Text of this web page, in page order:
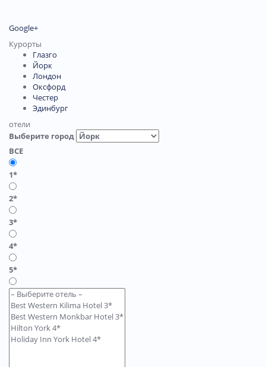
Google+
Курорты
Глазго
Йорк
Лондон
Оксфорд
Честер
Эдинбург
отели
Выберите город
ВСЕ
1*
2*
3*
4*
5*